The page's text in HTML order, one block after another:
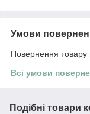
Умови
Повернення товару
Всі умови
Подібні товари